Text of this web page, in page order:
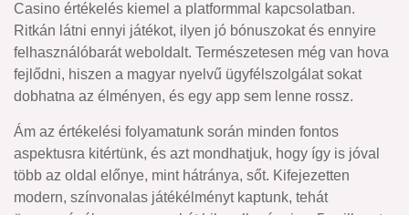
Casino értékelés kiemel a platformmal kapcsolatban.
Ritkán látni ennyi játékot, ilyen jó bónuszokat és ennyire
felhasználóbarát weboldalt. Természetesen még van hova
fejlődni, hiszen a magyar nyelvű ügyfélszolgálat sokat
dobhatna az élményen, és egy app sem lenne rossz.
Ám az értékelési folyamatunk során minden fontos
aspektusra kitértünk, és azt mondhatjuk, hogy így is jóval
több az oldal előnye, mint hátránya, sőt. Kifejezetten
modern, színvonalas játékélményt kaptunk, tehát